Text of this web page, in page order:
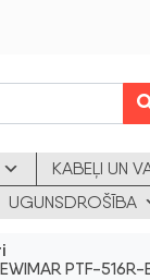
KABEĻI UN
UGUNSDROŠĪBA
PTF-516R-